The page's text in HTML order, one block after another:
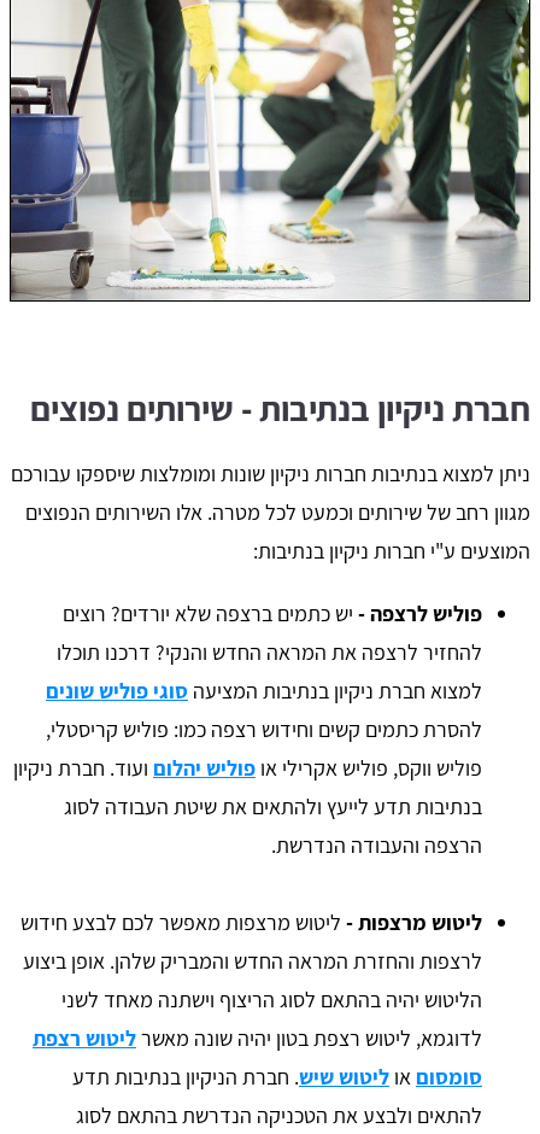
חברת ניקיון בנתיבות - שירותים נפוצים
ניתן למצוא בנתיבות חברות ניקיון שונות ומומלצות שיספקו עבורכם
מגוון רחב של שירותים וכמעט לכל מטרה. אלו השירותים הנפוצים
המוצעים ע"י חברות ניקיון בנתיבות:
פוליש לרצפה - יש כתמים ברצפה שלא יורדים? רוצים
להחזיר לרצפה את המראה החדש והנקי? דרכנו תוכלו
למצוא חברת ניקיון בנתיבות המציעה סוגי פוליש שונים
להסרת כתמים קשים וחידוש רצפה כמו: פוליש קריסטלי,
פוליש ווקס, פוליש אקרילי או פוליש יהלום ועוד. חברת ניקיון
בנתיבות תדע לייעץ ולהתאים את שיטת העבודה לסוג
הרצפה והעבודה הנדרשת.
ליטוש מרצפות - ליטוש מרצפות מאפשר לכם לבצע חידוש
לרצפות והחזרת המראה החדש והמבריק שלהן. אופן ביצוע
הליטוש יהיה בהתאם לסוג הריצוף וישתנה מאחד לשני
לדוגמא, ליטוש רצפת בטון יהיה שונה מאשרליטוש רצפת
סומסום או ליטוש שיש. חברת הניקיון בנתיבות תדע
להתאים ולבצע את הטכניקה הנדרשת בהתאם לסוג